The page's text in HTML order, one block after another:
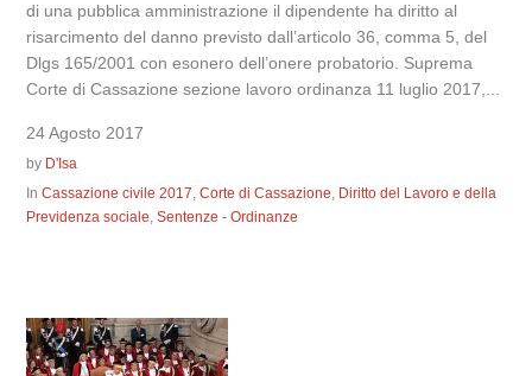
di una pubblica amministrazione il dipendente ha diritto al
risarcimento del danno previsto dall’articolo 36, comma 5, del
Dlgs 165/2001 con esonero dell’onere probatorio. Suprema
Corte di Cassazione sezione lavoro ordinanza 11 luglio 2017,...
24 Agosto 2017
by D'Isa
InCassazione civile 2017,Corte di Cassazione, Diritto del Lavoro e della
Previdenza sociale,Sentenze - Ordinanze